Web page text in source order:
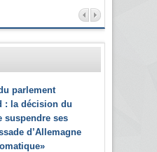
parlement
: la décision du
suspendre ses
d’Allemagne